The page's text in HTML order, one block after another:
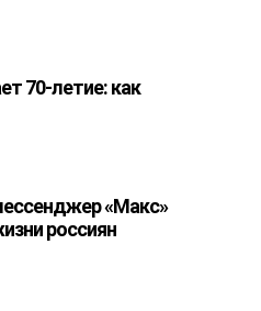
70-летие: как
«Макс»
россиян